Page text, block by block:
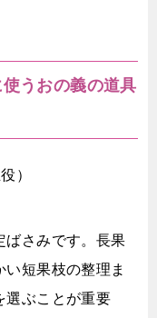
うおの義の道具
）
ばさみです。長果
短果枝の整理ま
選ぶことが重要